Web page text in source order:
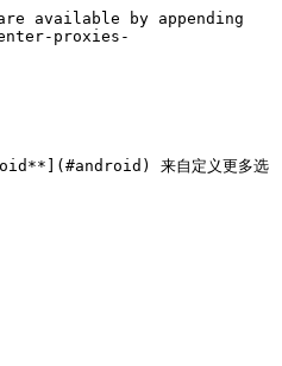
available by appending
proxies-
来自定义更多选